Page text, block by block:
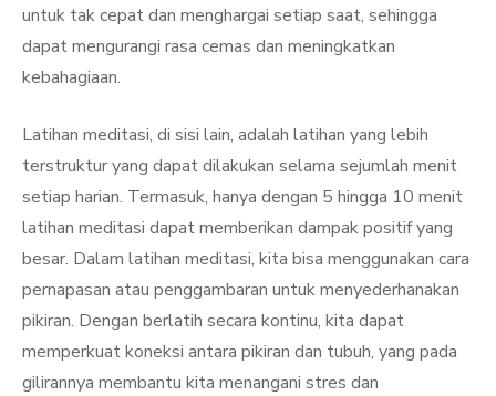
untuk tak cepat dan menghargai setiap saat, sehingga
dapat mengurangi rasa cemas dan meningkatkan
kebahagiaan.
Latihan meditasi, di sisi lain, adalah latihan yang lebih
terstruktur yang dapat dilakukan selama sejumlah menit
setiap harian. Termasuk, hanya dengan 5 hingga 10 menit
latihan meditasi dapat memberikan dampak positif yang
besar. Dalam latihan meditasi, kita bisa menggunakan cara
pernapasan atau penggambaran untuk menyederhanakan
pikiran. Dengan berlatih secara kontinu, kita dapat
memperkuat koneksi antara pikiran dan tubuh, yang pada
gilirannya membantu kita menangani stres dan